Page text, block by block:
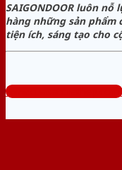
SAIGONDOOR luôn
hàng những sản phẩm
tiện ích, sáng tạo cho
www.cuasatcuathep.com